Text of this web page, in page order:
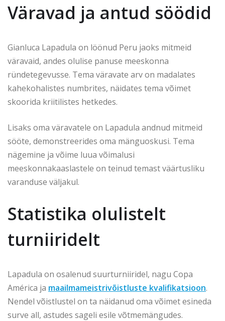
Väravad ja antud söödid
Gianluca Lapadula on löönud Peru jaoks mitmeid
väravaid, andes olulise panuse meeskonna
ründetegevusse. Tema väravate arv on madalates
kahekohalistes numbrites, näidates tema võimet
skoorida kriitilistes hetkedes.
Lisaks oma väravatele on Lapadula andnud mitmeid
sööte, demonstreerides oma mänguoskusi. Tema
nägemine ja võime luua võimalusi
meeskonnakaaslastele on teinud temast väärtusliku
varanduse väljakul.
Statistika olulistelt
turniiridelt
Lapadula on osalenud suurturniiridel, nagu Copa
América ja maailmameistrivõistluste kvalifikatsioon.
Nendel võistlustel on ta näidanud oma võimet esineda
surve all, astudes sageli esile võtmemängudes.